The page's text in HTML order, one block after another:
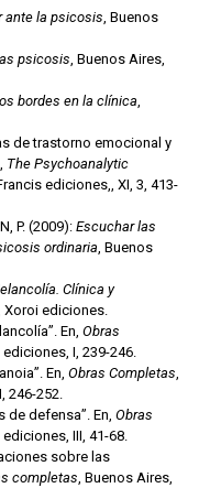
ante la psicosis , Buenos
psicosis , Buenos Aires,
bordes en la clínica
de trastorno emocional y
The Psychoanalytic
ediciones,, XI, 3, 413-
P. (2009):Escuchar las
ordinaria , Buenos
Clínica y
Xoroi ediciones.
En,Obras
I, 239-246.
En,Obras Completas
246-252.
de defensa”. En,Obras
III, 41-68.
sobre las
completas , Buenos Aires,